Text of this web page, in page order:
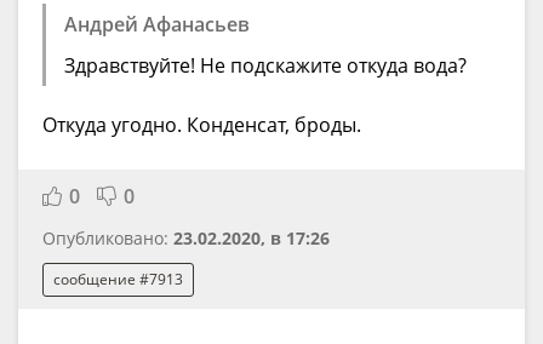
Андрей Афанасьев
Здравствуйте! Не подскажите откуда вода?
Откуда угодно. Конденсат, броды.
0 0
Опубликовано: 23.02.2020, в 17:26
сообщение #7913